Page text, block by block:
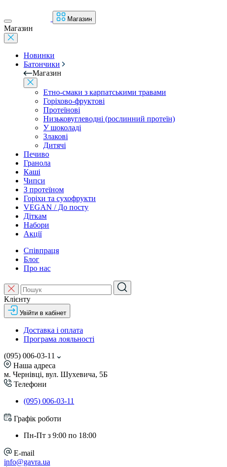
Магазин
Магазин
Новинки
Батончики
Магазин
Етно-смаки з карпатськими травами
Горіхово-фруктові
Протеїнові
Низьковуглеводні (рослинний протеїн)
У шоколаді
Злакові
Дитячі
Печиво
Гранола
Каші
Чипси
З протеїном
Горіхи та сухофрукти
VEGAN / До посту
Діткам
Набори
Акції
Співпраця
Блог
Про нас
Клієнту
Увійти в кабінет
Доставка і оплата
Програма лояльності
(095) 006-03-11
Наша адреса
м. Чернівці, вул. Шухевича, 5Б
Телефони
(095) 006-03-11
Графік роботи
Пн-Пт з 9:00 по 18:00
E-mail
info@gavra.ua